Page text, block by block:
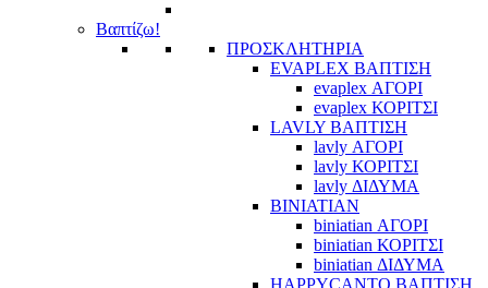
Βαπτίζω!
ΠΡΟΣΚΛΗΤΗΡΙΑ
EVAPLEX ΒΑΠΤΙΣΗ
evaplex ΑΓΟΡΙ
evaplex ΚΟΡΙΤΣΙ
LAVLY ΒΑΠΤΙΣΗ
lavly ΑΓΟΡΙ
lavly ΚΟΡΙΤΣΙ
lavly ΔΙΔΥΜΑ
BINIATIAN
biniatian ΑΓΟΡΙ
biniatian ΚΟΡΙΤΣΙ
biniatian ΔΙΔΥΜΑ
HAPPYCANTO ΒΑΠΤΙΣΗ